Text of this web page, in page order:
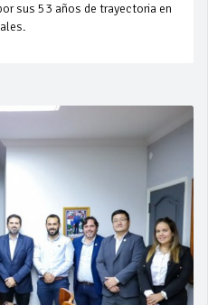
sus 53 años de trayectoria en